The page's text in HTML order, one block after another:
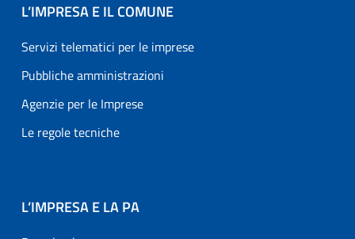
L’IMPRESA E IL COMUNE
Servizi telematici per le imprese
Pubbliche amministrazioni
Agenzie per le Imprese
Le regole tecniche
L’IMPRESA E LA PA